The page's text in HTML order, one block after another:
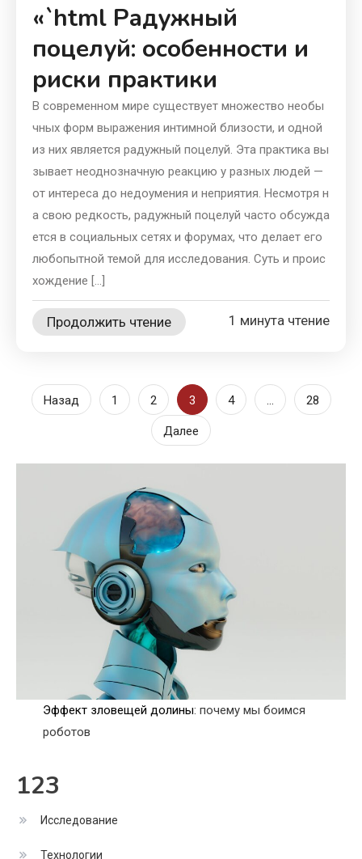
«`html Радужный
поцелуй: особенности и
риски практики
В современном мире существует множество необы
чных форм выражения интимной близости, и одной
из них является радужный поцелуй. Эта практика вы
зывает неоднозначную реакцию у разных людей —
от интереса до недоумения и неприятия. Несмотря н
а свою редкость, радужный поцелуй часто обсужда
ется в социальных сетях и форумах, что делает его
любопытной темой для исследования. Суть и проис
хождение […]
Продолжить чтение 1 минута чтение
Пагинация
Назад 1 2 3 4 … 28
Далее
Эффект зловещей долины: почему мы боимся
роботов
123
Исследование
Технологии